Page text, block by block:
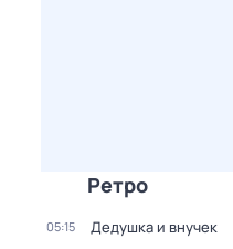
Ретро
05:15 Дедушка и внучек